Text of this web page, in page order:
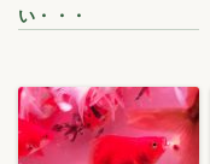
い・・・